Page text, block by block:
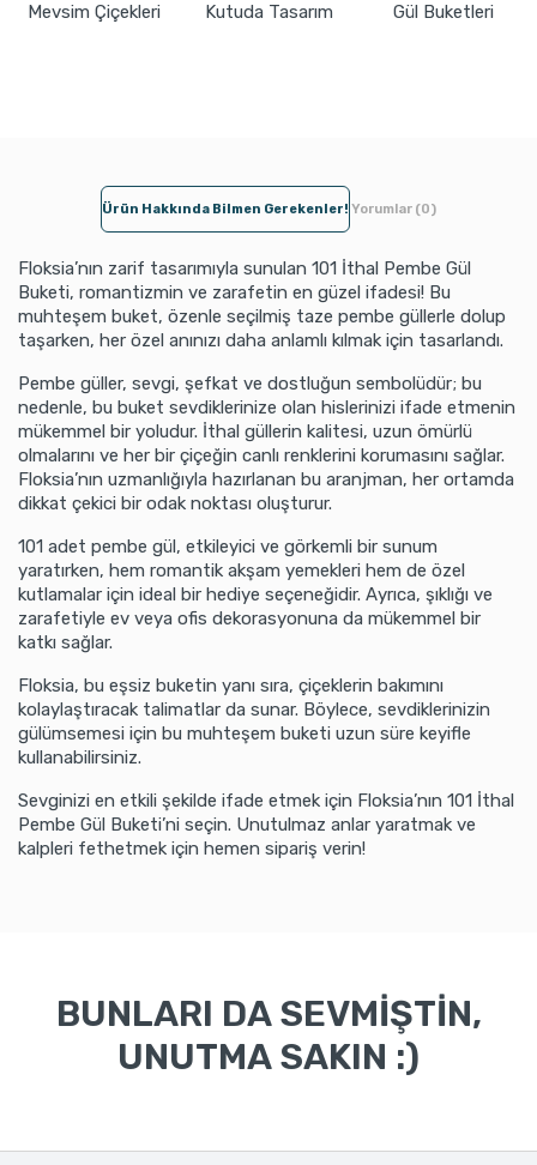
Mevsim Çiçekleri Kutuda Tasarım Gül Buketleri
Ürün Hakkında Bilmen Gerekenler! Yorumlar (0)
Floksia’nın zarif tasarımıyla sunulan 101 İthal Pembe Gül
Buketi, romantizmin ve zarafetin en güzel ifadesi! Bu
muhteşem buket, özenle seçilmiş taze pembe güllerle dolup
taşarken, her özel anınızı daha anlamlı kılmak için tasarlandı.
Pembe güller, sevgi, şefkat ve dostluğun sembolüdür; bu
nedenle, bu buket sevdiklerinize olan hislerinizi ifade etmenin
mükemmel bir yoludur. İthal güllerin kalitesi, uzun ömürlü
olmalarını ve her bir çiçeğin canlı renklerini korumasını sağlar.
Floksia’nın uzmanlığıyla hazırlanan bu aranjman, her ortamda
dikkat çekici bir odak noktası oluşturur.
101 adet pembe gül, etkileyici ve görkemli bir sunum
yaratırken, hem romantik akşam yemekleri hem de özel
kutlamalar için ideal bir hediye seçeneğidir. Ayrıca, şıklığı ve
zarafetiyle ev veya ofis dekorasyonuna da mükemmel bir
katkı sağlar.
Floksia, bu eşsiz buketin yanı sıra, çiçeklerin bakımını
kolaylaştıracak talimatlar da sunar. Böylece, sevdiklerinizin
gülümsemesi için bu muhteşem buketi uzun süre keyifle
kullanabilirsiniz.
Sevginizi en etkili şekilde ifade etmek için Floksia’nın 101 İthal
Pembe Gül Buketi’ni seçin. Unutulmaz anlar yaratmak ve
kalpleri fethetmek için hemen sipariş verin!
BUNLARI DA SEVMİŞTİN,
UNUTMA SAKIN :)